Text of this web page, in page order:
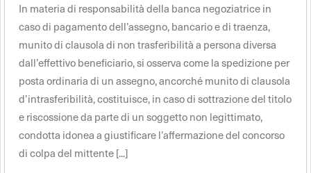
In materia di responsabilità della banca negoziatrice in
caso di pagamento dell’assegno, bancario e di traenza,
munito di clausola di non trasferibilità a persona diversa
dall’effettivo beneficiario, si osserva come la spedizione per
posta ordinaria di un assegno, ancorché munito di clausola
d’intrasferibilità, costituisce, in caso di sottrazione del titolo
e riscossione da parte di un soggetto non legittimato,
condotta idonea a giustificare l’affermazione del concorso
di colpa del mittente [...]